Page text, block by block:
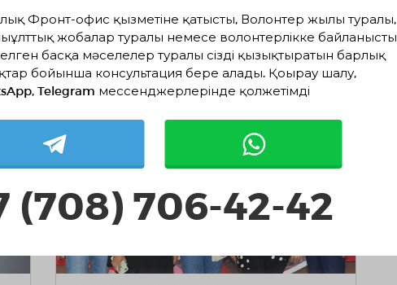
Волонтерлер өзендерді бірге
тазартуды ұсынады
Фронт-офис қызметіне қатысты, Волонтер жылы туралы,
жобалар туралы немесе волонтерлікке байланысты
басқа мәселелер туралы сізді қызықтыратын барлық
бойынша консультация бере алады. Қоңырау шалу,
Telegram мессенджерлерінде қолжетімді
(708) 706-42-42